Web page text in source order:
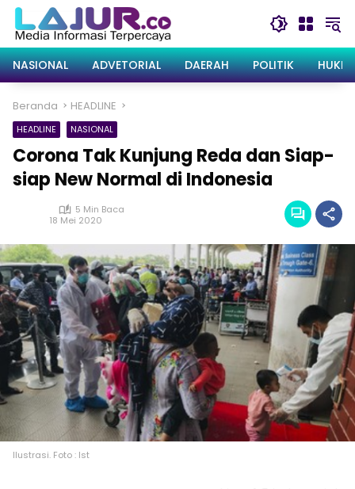
Langsung
konten
NASIONAL
ADVETORIAL DAERAH POLITIK
Beranda HEADLINE
HEADLINE NASIONAL
Corona Tak Kunjung Reda dan Siap-
siap New Normal di Indonesia
5 Min Baca
18 Mei 2020
Ilustrasi. Foto : Ist